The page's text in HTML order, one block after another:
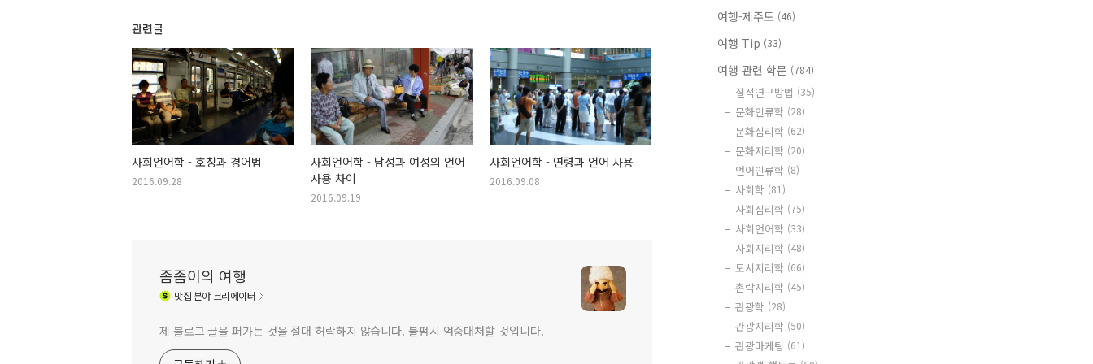
관련글
사회언어학 - 호칭과 경어법
2016.09.28
사회언어학 - 남성과 여성의 언어
사용 차이
2016.09.19
사회언어학 - 연령과 언어 사용
2016.09.08
좀좀이의 여행
맛집분야 크리에이터
제 블로그 글을 퍼가는 것을 절대 허락하지 않습니다. 불펌시 엄중대처할 것입니다.
여행-제주도 (46)
여행 Tip (33)
여행 관련 학문 (784)
질적연구방법 (35)
문화인류학 (28)
문화심리학 (62)
문화지리학 (20)
언어인류학 (8)
사회학 (81)
사회심리학 (75)
사회언어학 (33)
사회지리학 (48)
도시지리학 (66)
촌락지리학 (45)
관광학 (28)
관광지리학 (50)
관광마케팅 (61)